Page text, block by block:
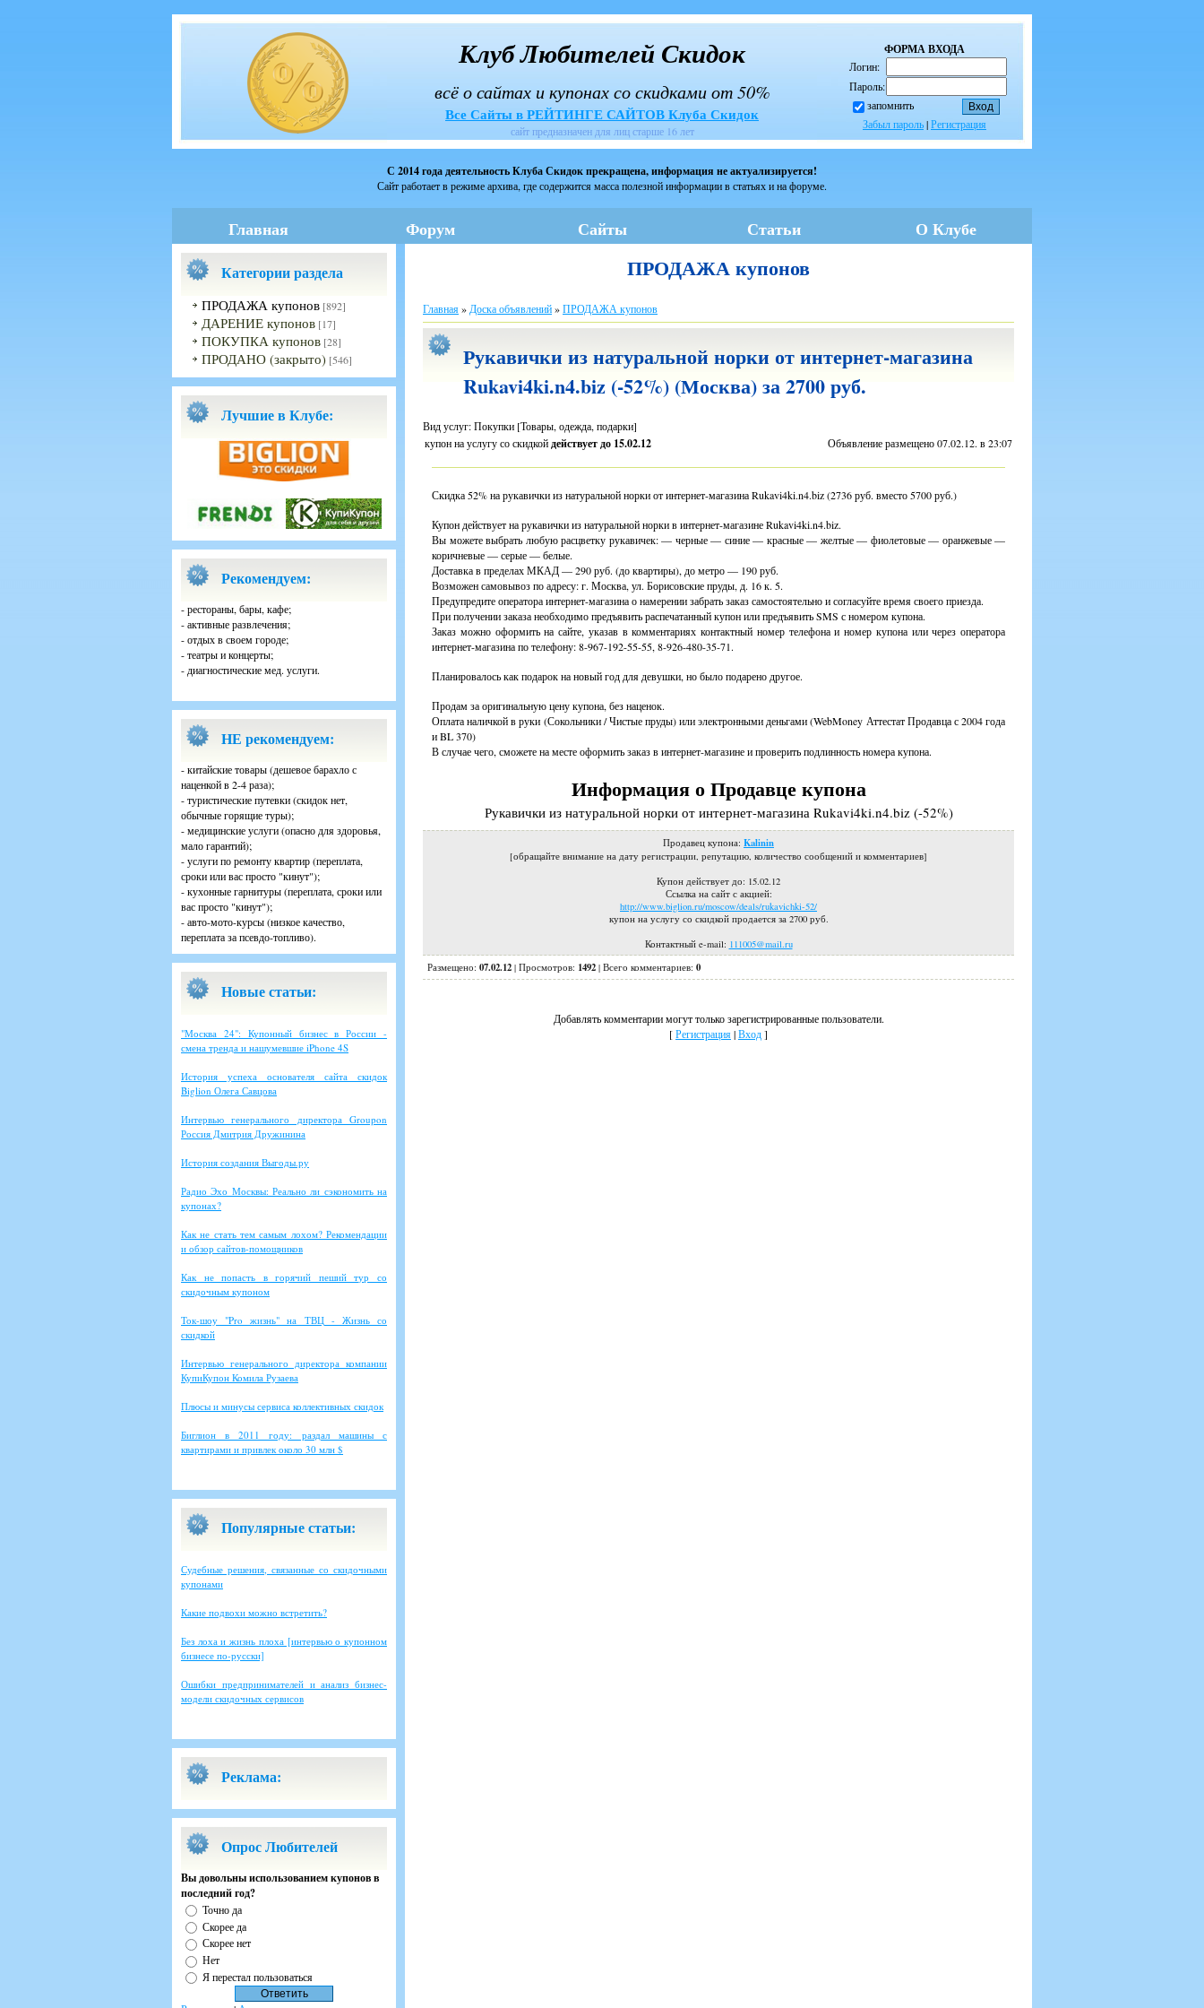
ФОРМА ВХОДА
Логин:
Пароль:
запомнить
Забыл пароль|Регистрация
Клуб Любителей Скидок
всё о сайтах и купонах со скидками от 50%
Все Сайты в РЕЙТИНГЕ САЙТОВ Клуба Скидок
сайт предназначен для лиц старше 16 лет
С 2014 года деятельность Клуба Скидок прекращена, информация не актуализируется!
Сайт работает в режиме архива, где содержится масса полезной информации в статьях и на форуме.
Главная Форум Сайты Статьи О Клубе
Категории раздела
ПРОДАЖА купонов [892]
ДАРЕНИЕ купонов [17]
ПОКУПКА купонов [28]
ПРОДАНО (закрыто) [546]
Лучшие в Клубе:
Рекомендуем:
- рестораны, бары, кафе;
- активные развлечения;
- отдых в своем городе;
- театры и концерты;
- диагностические мед. услуги.
НЕ рекомендуем:
- китайские товары (дешевое барахло с
наценкой в 2-4 раза);
- туристические путевки (скидок нет,
обычные горящие туры);
- медицинские услуги (опасно для здоровья,
мало гарантий);
- услуги по ремонту квартир (переплата,
сроки или вас просто "кинут");
- кухонные гарнитуры (переплата, сроки или
вас просто "кинут");
- авто-мото-курсы (низкое качество,
переплата за псевдо-топливо).
Новые статьи:
"Москва 24": Купонный бизнес в России -
смена тренда и нашумевшие iPhone 4S
История успеха основателя сайта скидок
Biglion Олега Савцова
Интервью генерального директора Groupon
Россия Дмитрия Дружинина
История создания Выгоды.ру
Радио Эхо Москвы: Реально ли сэкономить на
купонах?
Как не стать тем самым лохом? Рекомендации
и обзор сайтов-помощников
Как не попасть в горячий пеший тур со
скидочным купоном
Ток-шоу "Pro жизнь" на ТВЦ - Жизнь со
скидкой
Интервью генерального директора компании
КупиКупон Комила Рузаева
Плюсы и минусы сервиса коллективных скидок
Биглион в 2011 году: раздал машины с
квартирами и привлек около 30 млн $
Популярные статьи:
Судебные решения, связанные со скидочными
купонами
Какие подвохи можно встретить?
Без лоха и жизнь плоха [интервью о купонном
бизнесе по-русски]
Ошибки предпринимателей и анализ бизнес-
модели скидочных сервисов
Реклама:
Опрос Любителей
Вы довольны использованием купонов в
последний год?
Точно да
Скорее да
Скорее нет
Нет
Я перестал пользоваться
ПРОДАЖА купонов
Главная» Доска объявлений»ПРОДАЖА купонов
Рукавички из натуральной норки от интернет-магазина
Rukavi4ki.n4.biz (-52%) (Москва) за 2700 руб.
Вид услуг: Покупки [Товары, одежда, подарки]
купон на услугу со скидкойдействует до 15.02.12 Объявление размещено 07.02.12. в 23:07
Скидка 52% на рукавички из натуральной норки от интернет-магазина Rukavi4ki.n4.biz (2736 руб. вместо 5700 руб.)
Купон действует на рукавички из натуральной норки в интернет-магазине Rukavi4ki.n4.biz.
Вы можете выбрать любую расцветку рукавичек: — черные — синие — красные — желтые — фиолетовые — оранжевые —
коричневые — серые — белые.
Доставка в пределах МКАД — 290 руб. (до квартиры), до метро — 190 руб.
Возможен самовывоз по адресу: г. Москва, ул. Борисовские пруды, д. 16 к. 5.
Предупредите оператора интернет-магазина о намерении забрать заказ самостоятельно и согласуйте время своего приезда.
При получении заказа необходимо предъявить распечатанный купон или предъявить SMS с номером купона.
Заказ можно оформить на сайте, указав в комментариях контактный номер телефона и номер купона или через оператора
интернет-магазина по телефону: 8-967-192-55-55, 8-926-480-35-71.
Планировалось как подарок на новый год для девушки, но было подарено другое.
Продам за оригинальную цену купона, без наценок.
Оплата наличкой в руки (Сокольники / Чистые пруды) или электронными деньгами (WebMoney Аттестат Продавца с 2004 года
и BL 370)
В случае чего, сможете на месте оформить заказ в интернет-магазине и проверить подлинность номера купона.
Информация о Продавце купона
Рукавички из натуральной норки от интернет-магазина Rukavi4ki.n4.biz (-52%)
Продавец купона: Kalinin
[обращайте внимание на дату регистрации, репутацию, количество сообщений и комментариев]
Купон действует до: 15.02.12
Ссылка на сайт с акцией:
http://www.biglion.ru/moscow/deals/rukavichki-52/
купон на услугу со скидкой продается за 2700 руб.
Контактный e-mail: 111005@mail.ru
Размещено: 07.02.12 | Просмотров: 1492 | Всего комментариев: 0
Добавлять комментарии могут только зарегистрированные пользователи.
[Регистрация|Вход]